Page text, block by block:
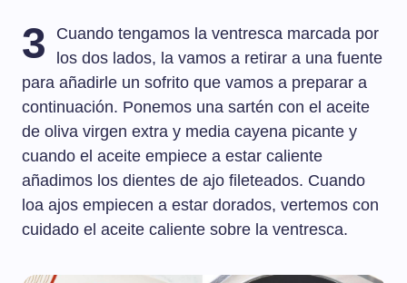
3
Cuando tengamos la ventresca marcada por
los dos lados, la vamos a retirar a una fuente
para añadirle un sofrito que vamos a preparar a
continuación. Ponemos una sartén con el aceite
de oliva virgen extra y media cayena picante y
cuando el aceite empiece a estar caliente
añadimos los dientes de ajo fileteados. Cuando
loa ajos empiecen a estar dorados, vertemos con
cuidado el aceite caliente sobre la ventresca.